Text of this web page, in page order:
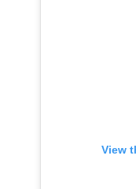
View